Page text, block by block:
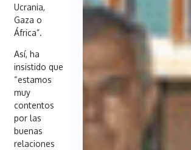
Ucrania,
Gaza o
África”.
Así, ha
insistido que
“estamos
muy
contentos
por las
buenas
relaciones